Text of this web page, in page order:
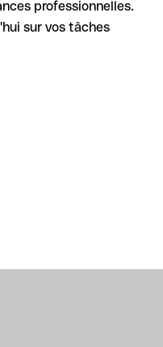
professionnelles.
sur vos tâches